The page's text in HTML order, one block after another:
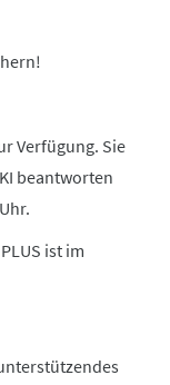
Verfügung. Sie
beantworten
ist im